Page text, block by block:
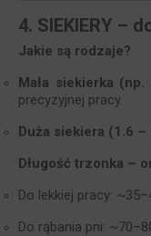
4. SIEKIERY –
Jakie są rodzaje?
Mała siekierka
precyzyjnej pracy.
Duża siekiera (1.6 –
Długość trzonka –
Do lekkiej pracy:
Do rąbania pni: